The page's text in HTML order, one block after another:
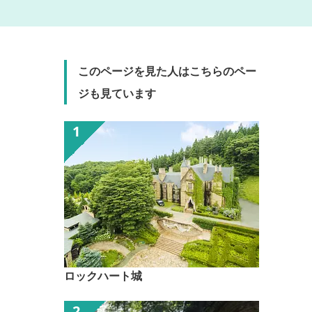
このページを見た人はこちらのペー
ジも見ています
ロックハート城